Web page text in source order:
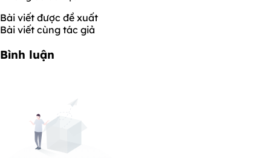
Bài viết được đề xuất
Bài viết cùng tác giả
Bình luận